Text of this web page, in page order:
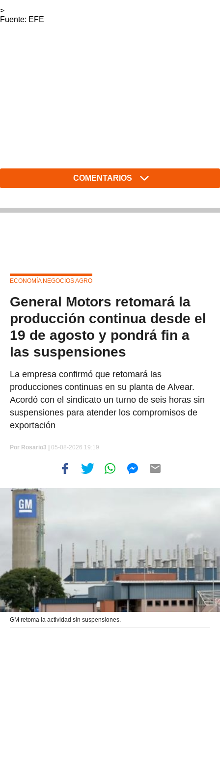
>
Fuente: EFE
COMENTARIOS